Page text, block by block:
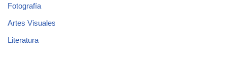
Fotografía
Artes Visuales
Literatura